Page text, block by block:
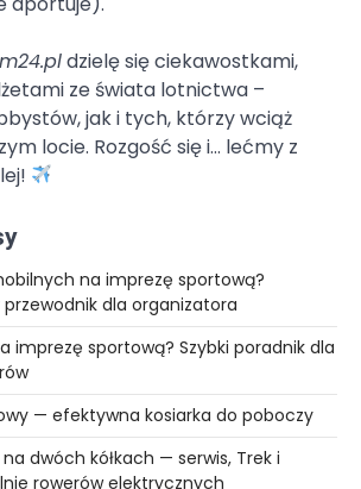
dzielę się ciekawostkami,
ze świata lotnictwa –
jak i tych, którzy wciąż
locie. Rozgość się i… lećmy z
na imprezę sportową?
dla organizatora
imprezę sportową? Szybki poradnik dla
— efektywna kosiarka do poboczy
dwóch kółkach — serwis, Trek i
rowerów elektrycznych